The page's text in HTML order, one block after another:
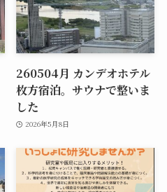
260504月 カンデオホテル
枚方宿泊。サウナで整いま
した
2026年5月8日